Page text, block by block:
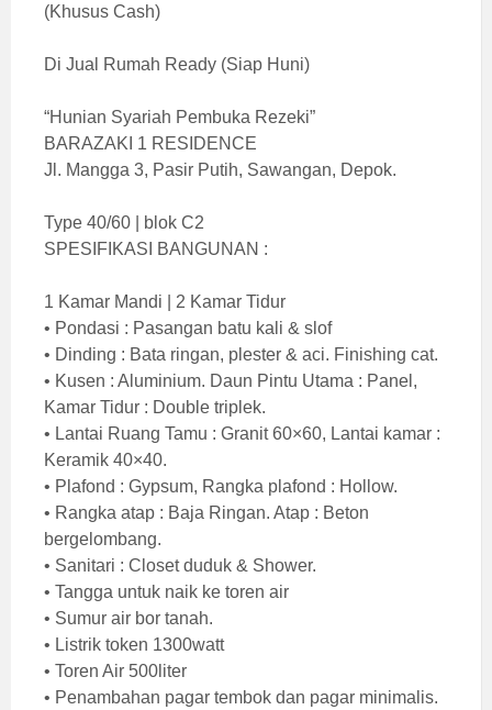
(Khusus Cash)
Di Jual Rumah Ready (Siap Huni)
“Hunian Syariah Pembuka Rezeki”
BARAZAKI 1 RESIDENCE
Jl. Mangga 3, Pasir Putih, Sawangan, Depok.
Type 40/60 | blok C2
SPESIFIKASI BANGUNAN :
1 Kamar Mandi | 2 Kamar Tidur
• Pondasi : Pasangan batu kali & slof
• Dinding : Bata ringan, plester & aci. Finishing cat.
• Kusen : Aluminium. Daun Pintu Utama : Panel,
Kamar Tidur : Double triplek.
• Lantai Ruang Tamu : Granit 60×60, Lantai kamar :
Keramik 40×40.
• Plafond : Gypsum, Rangka plafond : Hollow.
• Rangka atap : Baja Ringan. Atap : Beton
bergelombang.
• Sanitari : Closet duduk & Shower.
• Tangga untuk naik ke toren air
• Sumur air bor tanah.
• Listrik token 1300watt
• Toren Air 500liter
• Penambahan pagar tembok dan pagar minimalis.